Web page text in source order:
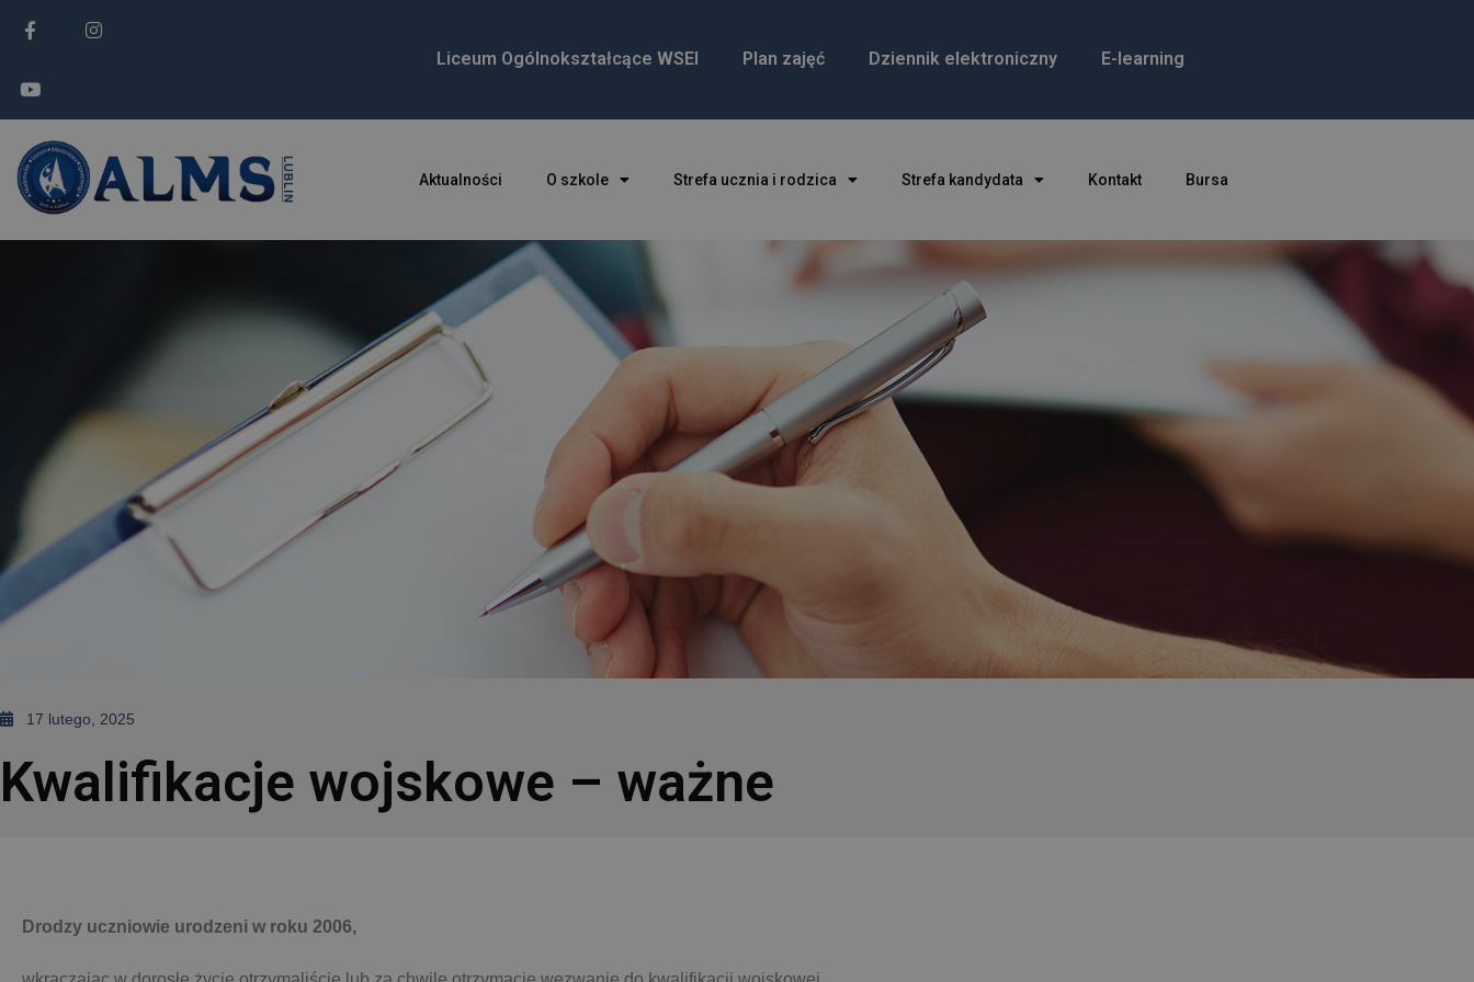
Liceum Ogólnokształcące WSEI Plan zajęć Dziennik elektroniczny E-learning
Aktualności O szkole Strefa ucznia i rodzica Strefa kandydata Kontakt Bursa
17 lutego, 2025
Kwalifikacje wojskowe – ważne
Drodzy uczniowie urodzeni w roku 2006,